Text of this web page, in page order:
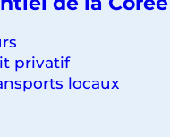
privatif
locaux